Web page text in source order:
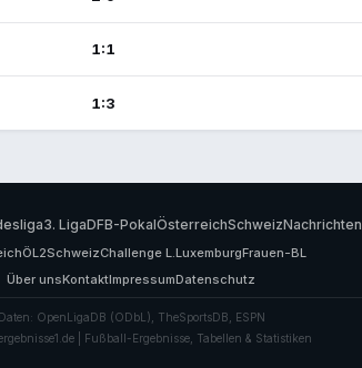
1:1
1:3
3. LigaDFB-PokalÖsterreichSchweizNachrichten
ÖL2SchweizChallenge L.LuxemburgFrauen-BL
Über unsKontaktImpressumDatenschutz
Daten: OpenLigaDB (ODbL), TheSportsDB, ESPN
| Fußball-Ergebnisse, Tabellen & Statistiken